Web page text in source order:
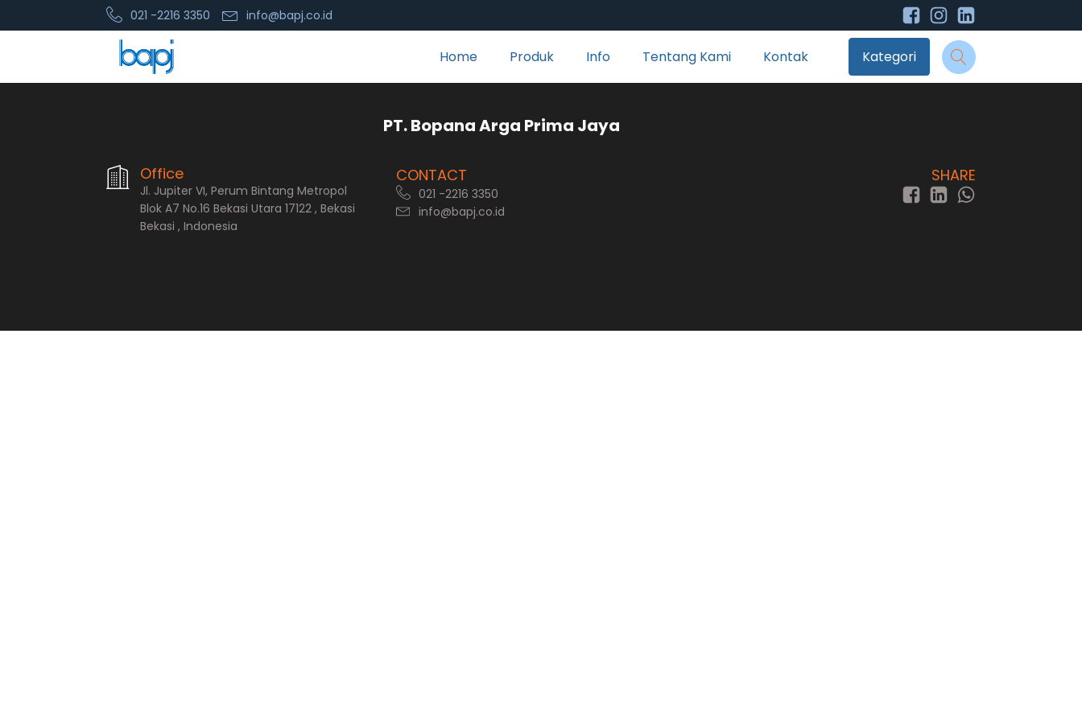
021 -2216 3350 info@bapj.co.id
Home Produk Info Tentang Kami Kontak Kategori
PT. Bopana Arga Prima Jaya
Office
Jl. Jupiter VI, Perum Bintang Metropol
Blok A7 No.16 Bekasi Utara 17122 , Bekasi
Bekasi , Indonesia
CONTACT
021 -2216 3350
info@bapj.co.id
SHARE